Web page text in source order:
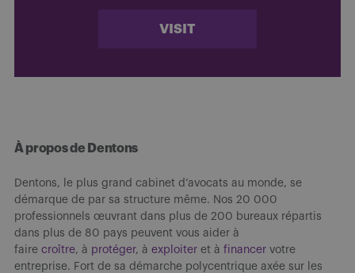
VISIT
À propos de Dentons
Dentons, le plus grand cabinet d’avocats au monde, se
démarque de par sa structure même. Nos 20 000
professionnels œuvrant dans plus de 200 bureaux répartis
dans plus de 80 pays peuvent vous aider à
faire croître, à protéger, à exploiter et à financer votre
entreprise. Fort de sa démarche polycentrique axée sur les